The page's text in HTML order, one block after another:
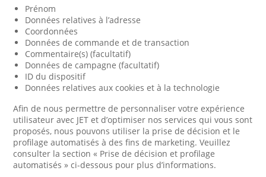
Prénom
Données relatives à l’adresse
Coordonnées
Données de commande et de transaction
Commentaire(s) (facultatif)
Données de campagne (facultatif)
ID du dispositif
Données relatives aux cookies et à la technologie
Afin de nous permettre de personnaliser votre expérience
utilisateur avec JET et d’optimiser nos services qui vous sont
proposés, nous pouvons utiliser la prise de décision et le
profilage automatisés à des fins de marketing. Veuillez
consulter la section « Prise de décision et profilage
automatisés » ci-dessous pour plus d’informations.